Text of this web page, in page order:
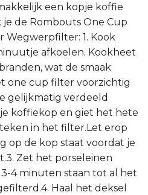
een kopje koffie
de Rombouts One Cup
Wegwerpfilter: 1. Kook
afkoelen. Kookheet
wat de smaak
one cup filter voorzichtig
gelijkmatig verdeeld
koffiekop en giet het hete
in het filter.Let erop
op de kop staat voordat je
Zet het porseleinen
4 minuten staan tot al het
Haal het deksel